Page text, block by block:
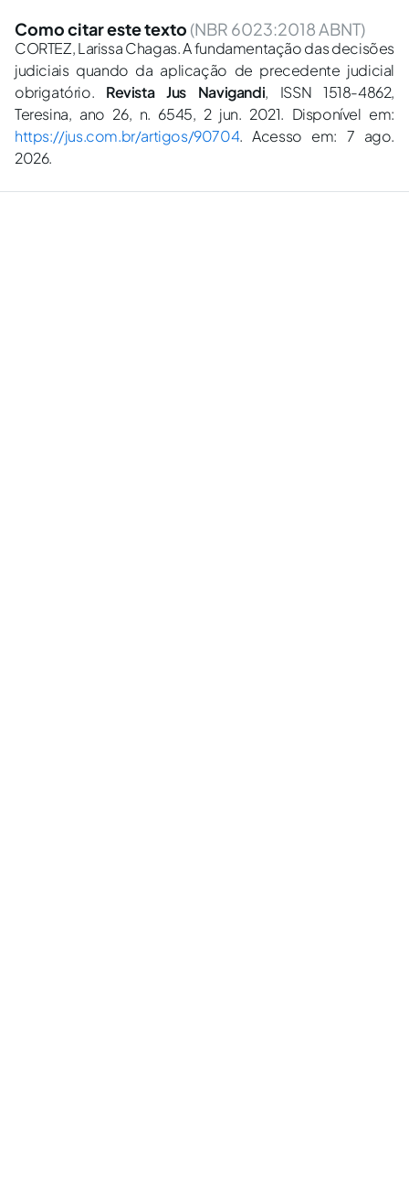
Como citar este texto (NBR 6023:2018 ABNT)
CORTEZ, Larissa Chagas. A fundamentação das decisões
judiciais quando da aplicação de precedente judicial
obrigatório. Revista Jus Navigandi, ISSN 1518-4862,
Teresina, ano 26, n. 6545, 2 jun. 2021. Disponível em:
https://jus.com.br/artigos/90704. Acesso em: 7 ago.
2026.